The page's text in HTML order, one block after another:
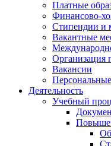
Платные
Финансово-
Стипендии и
Вакантные
Организация
Вакансии
Деятельность
Учебный